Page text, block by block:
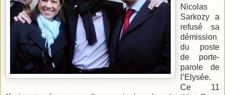
Nicolas
Sarkozy a
refusé sa
démission
du poste
de porte-
parole de
l’Elysée.
Ce 11